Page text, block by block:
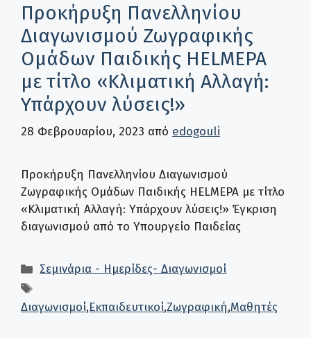
Προκήρυξη Πανελληνίου
Διαγωνισμού Ζωγραφικής
Ομάδων Παιδικής HELMEPA
με τίτλο «Κλιματική Αλλαγή:
Υπάρχουν λύσεις!»
28 Φεβρουαρίου, 2023 από edogouli
Προκήρυξη Πανελληνίου Διαγωνισμού
Ζωγραφικής Ομάδων Παιδικής HELMEPA με τίτλο
«Κλιματική Αλλαγή: Υπάρχουν λύσεις!» Έγκριση
διαγωνισμού από το Υπουργείο Παιδείας
Κατηγορίες
Σεμινάρια - Ημερίδες- Διαγωνισμοί
Διαγωνισμοί,Εκπαιδευτικοί,Ζωγραφική,Μαθητές